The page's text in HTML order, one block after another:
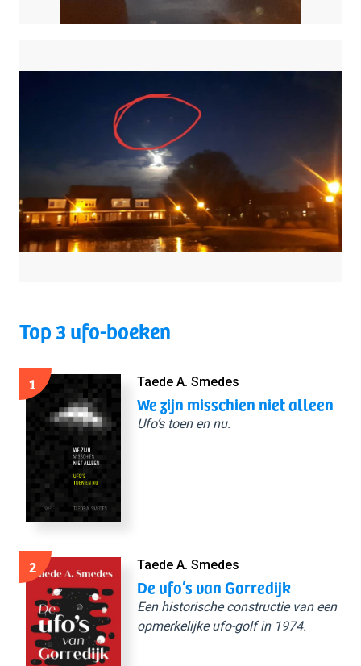
Top 3 ufo-boeken
1 Taede A. Smedes
We zijn misschien niet alleen
Ufo’s toen en nu.
2 Taede A. Smedes
De ufo’s van Gorredijk
Een historische constructie van een
opmerkelijke ufo-golf in 1974.